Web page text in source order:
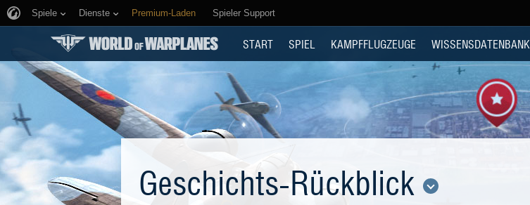
Spiele Dienste Premium-Laden Spieler Support
START SPIEL KAMPFFLUGZEUGE WISSENSDATENBANK
Geschichts-Rückblick